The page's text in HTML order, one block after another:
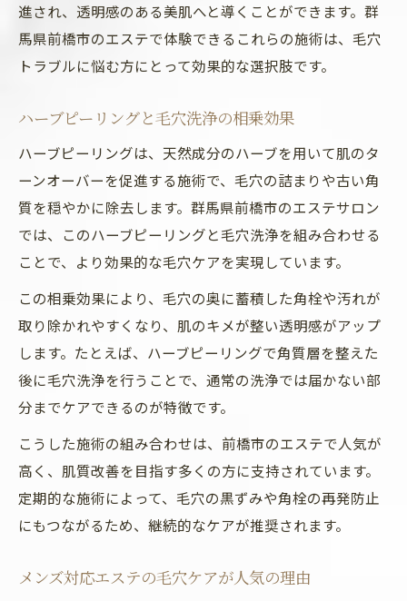
進され、透明感のある美肌へと導くことができます。群
馬県前橋市のエステで体験できるこれらの施術は、毛穴
トラブルに悩む方にとって効果的な選択肢です。
ハーブピーリングと毛穴洗浄の相乗効果
ハーブピーリングは、天然成分のハーブを用いて肌のタ
ーンオーバーを促進する施術で、毛穴の詰まりや古い角
質を穏やかに除去します。群馬県前橋市のエステサロン
では、このハーブピーリングと毛穴洗浄を組み合わせる
ことで、より効果的な毛穴ケアを実現しています。
この相乗効果により、毛穴の奥に蓄積した角栓や汚れが
取り除かれやすくなり、肌のキメが整い透明感がアップ
します。たとえば、ハーブピーリングで角質層を整えた
後に毛穴洗浄を行うことで、通常の洗浄では届かない部
分までケアできるのが特徴です。
こうした施術の組み合わせは、前橋市のエステで人気が
高く、肌質改善を目指す多くの方に支持されています。
定期的な施術によって、毛穴の黒ずみや角栓の再発防止
にもつながるため、継続的なケアが推奨されます。
メンズ対応エステの毛穴ケアが人気の理由